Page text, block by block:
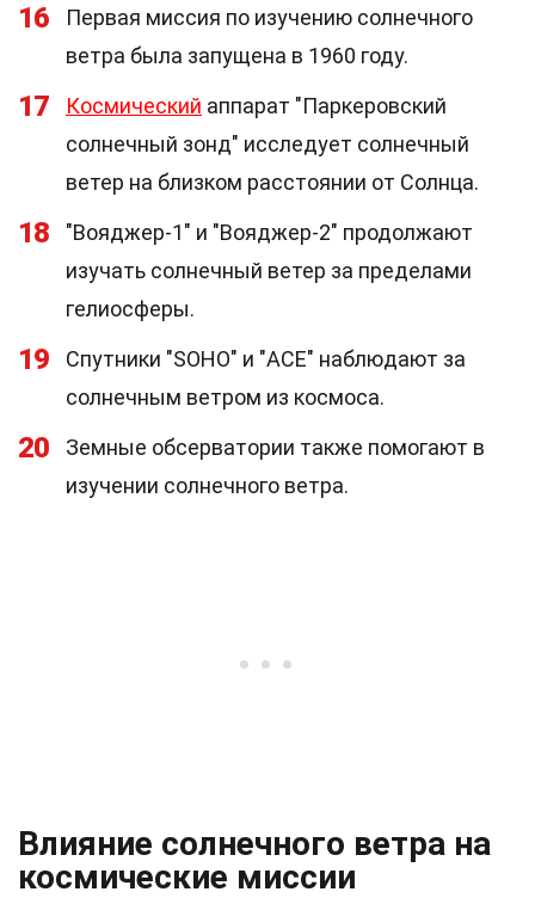
16
Первая миссия по изучению солнечного
ветра была запущена в 1960 году.
17 Космический аппарат "Паркеровский
солнечный зонд" исследует солнечный
ветер на близком расстоянии от Солнца.
18
"Вояджер-1" и "Вояджер-2" продолжают
изучать солнечный ветер за пределами
гелиосферы.
19
Спутники "SOHO" и "ACE" наблюдают за
солнечным ветром из космоса.
20
Земные обсерватории также помогают в
изучении солнечного ветра.
Влияние солнечного ветра на
космические миссии